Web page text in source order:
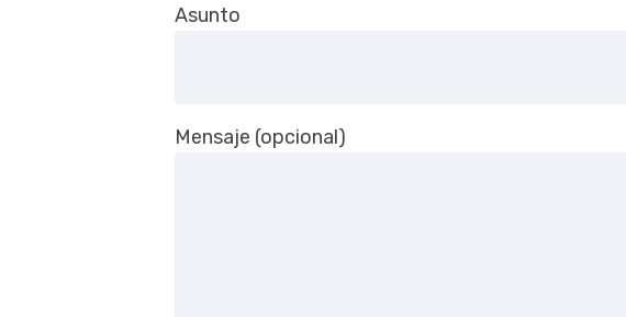
Asunto
Mensaje (opcional)